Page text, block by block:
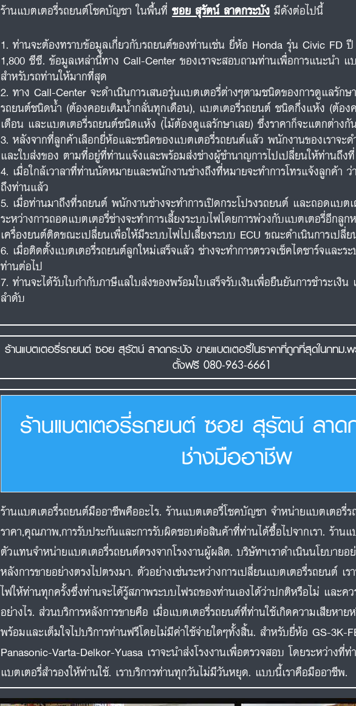
ร้านแบตเตอรี่รถยนต์โชคบัญชา ในพื้นที่ซอย สุรัตน์ ลาดกระบัง มีดังต่อไปนี้
ท่านจะต้องทราบข้อมูลเกี่ยวกับรถยนต์ของท่านเช่น ยี่ห้อ Honda รุ่น Civic FD
1,800 ซีซี. ข้อมูลเหล่านี้ทาง Call-Center ของเราจะสอบถามท่านเพื่อการแนะนำ
สำหรับรถท่านให้มากที่สุด
ทาง Call-Center จะดำเนินการเสนอรุ่นแบตเตอรี่ต่างๆตามชนิดของการดูแลรัก
รถยนต์ชนิดน้ำ (ต้องคอยเติมน้ำกลั่นทุกเดือน), แบตเตอรี่รถยนต์ ชนิดกึ่งแห้ง (ต้อ
เดือน และแบตเตอรี่รถยนต์ชนิดแห้ง (ไม้ต้องดูแลรักษาเลย) ซึ่งราคาก็จะแตกต่าง
หลังจากที่ลูกค้าเลือกยี่ห้อและชนิดของแบตเตอรี่รถยนต์แล้ว พนักงานของเราจะ
และใบส่งของ ตามที่อยู่ที่ท่านแจ้งและพร้อมส่งช่างผู้ชำนาญการไปเปลี่ยนให้ท่านถึง
เมื่อใกล้เวาลาที่ท่านนัดหมายและพนักงานช่างถึงที่หมายจะทำการโทรแจ้งลูกค้า ว่
ถึงท่านแล้ว
เมื่อท่านมาถึงที่รถยนต์ พนักงานช่างจะทำการเปิดกระโปรงรถยนต์ และถอดแบต
ระหว่างการถอดแบตเตอรี่ช่างจะทำการเลี้ยงระบบไฟโดยการพ่วงกับแบตเตอรี่อีกลูก
เครื่องยนต์ติดขณะเปลี่ยนเพื่อให้มีระบบไฟไปเลี้ยงระบบ ECU ขณะดำเนินการเปลี่
เมื่อติดตั้งแบตเตอรี่รถยนต์ลูกใหม่เสร็จแล้ว ช่างจะทำการตรวจเช็คไดชาร์จและ
ท่านต่อไป
ท่านจะได้รับใบกำกับภาษีแลใบส่งของพร้อมใบเสร็จรับเงินเพื่อยืนยันการชำระเงิ
ลำดับ
ร้านแบตเตอรี่รถยนต์ ซอย สุรัตน์ ลาดกระบัง ขายแบตเตอรี่ในราคาที่ถูกที่สุดในกทม
ตั้งฟรี 080-963-6661
ร้านแบตเตอรี่รถยนต์ ซอย สุรัตน์ ลาด
ช่างมืออาชีพ
ร้านแบตเตอรี่รถยนต์มืออาชีพคืออะไร. ร้านแบตเตอรี่โชคบัญชา จำหน่ายแบตเตอรี่ร
ราคา,คุณภาพ,การรับประกันและการรับผิดชอบต่อสินค้าที่ท่านได้ซื้อไปจากเรา. ร้าน
ตัวแทนจำหน่ายแบตเตอรี่รถยนต์ตรงจากโรงงานผู้ผลิต. บริษัทฯเราดำเนินนโยบายอ
หลังการขายอย่างตรงไปตรงมา. ตัวอย่างเช่นระหว่างการเปลี่ยนแบตเตอรี่รถยนต์ เร
ไฟให้ท่านทุกครั้งซึ่งท่านจะได้รู้สภาพระบบไฟรถของท่านเองได้ว่าปกติหรือไม่ และค
อย่างไร. ส่วนบริการหลังการขายคือ เมื่อแบตเตอรี่รถยนต์ที่ท่านใช้เกิดความเสียหาย
พร้อมและเต็มใจไปบริการท่านฟรีโดยไม่มีค่าใช้จ่ายใดๆทั้งสิ้น. สำหรับยี่ห้อ GS-3K-
Panasonic-Varta-Delkor-Yuasa เราจะนำส่งโรงงานเพื่อตรวจสอบ โดยระหว่างที่ท่
แบตเตอรี่สำรองให้ท่านใช้. เราบริการท่านทุกวันไม่มีวันหยุด. แบบนี้เราคือมืออาชีพ.